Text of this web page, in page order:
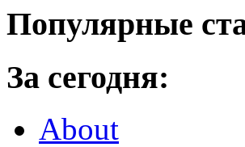
Популярные
За сегодня:
About